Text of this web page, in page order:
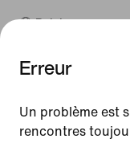
Update your
Erreur
Un problème est
rencontres
Belgique
Conditions
Conditions